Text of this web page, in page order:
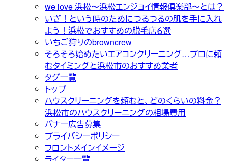
we love 浜松〜浜松エンジョイ情報倶楽部〜とは？
いざ！という時のためにつるつるの肌を手に入れ
よう！浜松でおすすめの脱毛店６選
いちご狩りのbrowncrew
そろそろ始めたいエアコンクリーニング…プロに頼
むタイミングと浜松市のおすすめ業者
タグ一覧
トップ
ハウスクリーニングを頼むと、どのくらいの料金？
浜松市のハウスクリーニングの相場費用
バナー広告募集
プライバシーポリシー
フロントメインイメージ